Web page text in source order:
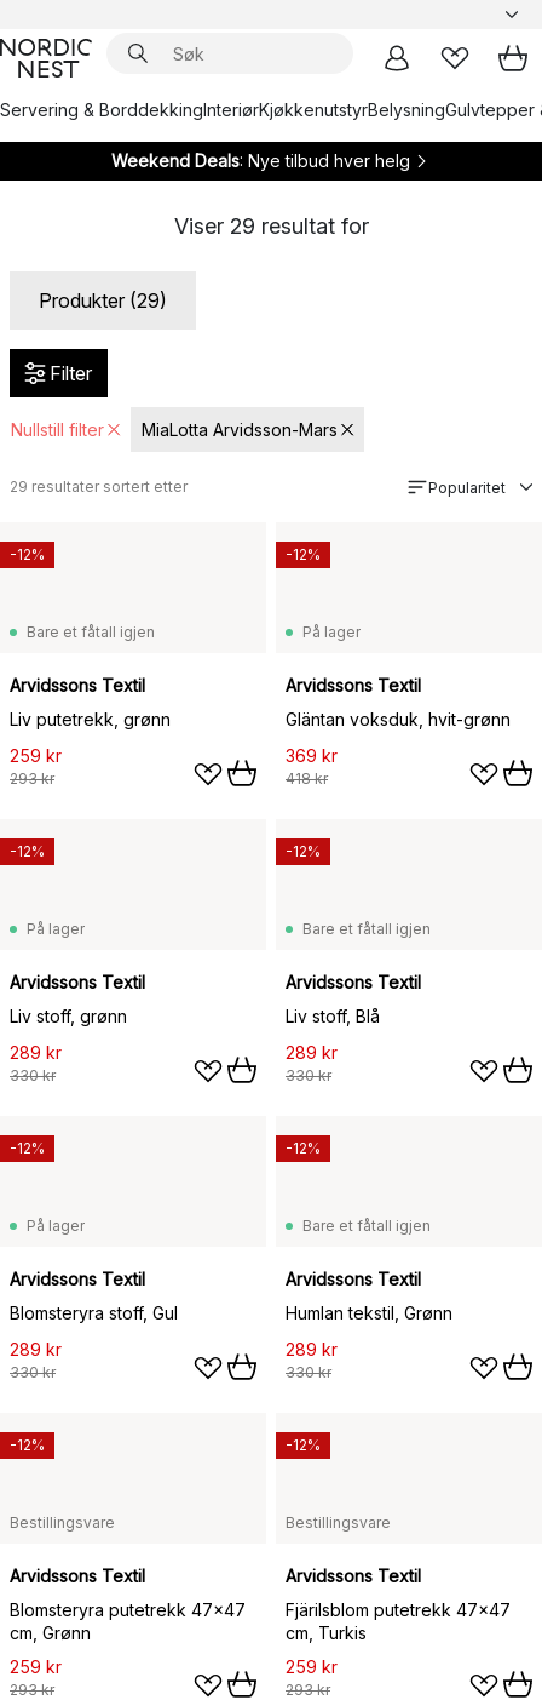
Servering & BorddekkingInteriørKjøkkenutstyrBelysningGulvtepper
Weekend Deals: Nye tilbud hver helg
Viser 29 resultat for
Produkter (29)
Filter
Nullstill filter MiaLotta Arvidsson-Mars
29 resultater sortert etter Popularitet
Bare et fåtall igjen
Arvidssons Textil
Liv putetrekk, grønn
259 kr
293 kr
-12%
På lager
Arvidssons Textil
Gläntan voksduk, hvit-grønn
369 kr
418 kr
-12%
På lager
Arvidssons Textil
Liv stoff, grønn
289 kr
330 kr
-12%
Bare et fåtall igjen
Arvidssons Textil
Liv stoff, Blå
289 kr
330 kr
-12%
På lager
Arvidssons Textil
Blomsteryra stoff, Gul
289 kr
330 kr
-12%
Bare et fåtall igjen
Arvidssons Textil
Humlan tekstil, Grønn
289 kr
330 kr
-12%
Bestillingsvare
Arvidssons Textil
Blomsteryra putetrekk 47x47
cm, Grønn
259 kr
293 kr
-12%
Bestillingsvare
Arvidssons Textil
Fjärilsblom putetrekk 47x47
cm, Turkis
259 kr
293 kr
-12%